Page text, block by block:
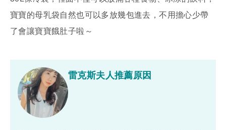
寶寶的母乳袋自然也可以多放幾包進去，不用擔心少帶
了會讓寶寶餓肚子啦～
雷克斯夫人推薦原因